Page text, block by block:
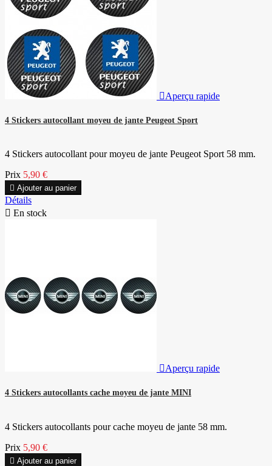
Aperçu rapide
4 Stickers autocollant moyeu de jante Peugeot Sport
4 Stickers autocollant pour moyeu de jante Peugeot Sport 58 mm.
Prix 5,90 €
 Ajouter au panier
Détails
 En stock
Aperçu rapide
4 Stickers autocollants cache moyeu de jante MINI
4 Stickers autocollants pour cache moyeu de jante 58 mm.
Prix 5,90 €
 Ajouter au panier